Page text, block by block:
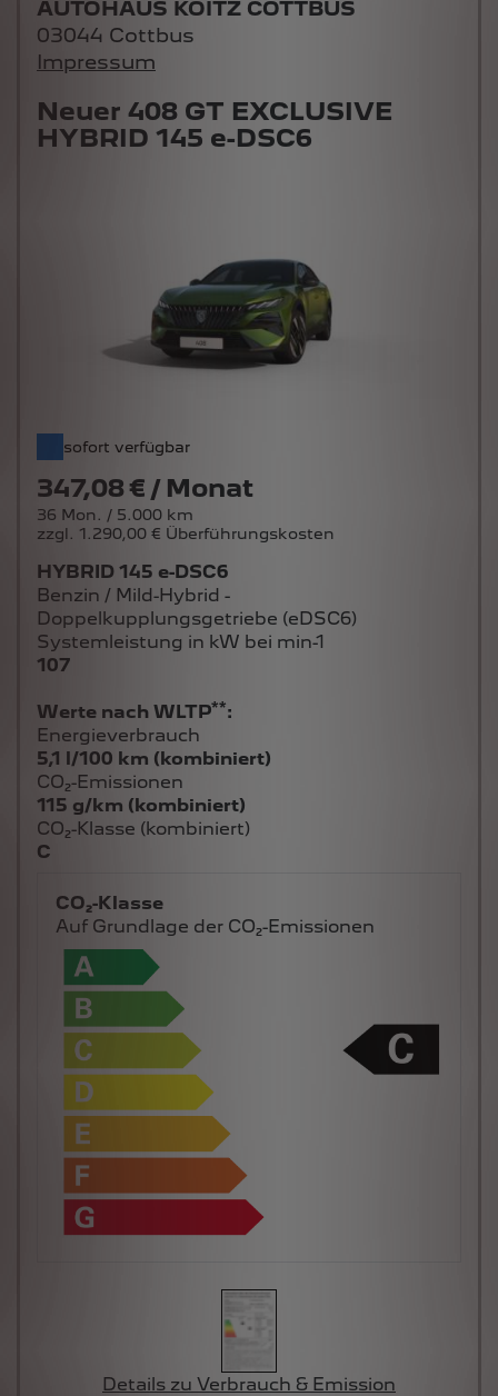
Neuer 408 GT EXCLUSIVE
HYBRID 145 e-DSC6
sofort verfügbar
347,08 € / Monat
36 Mon. / 5.000 km
zzgl. 1.290,00 € Überführungskosten
AUTOHAUS KOITZ COTTBUS
03044 Cottbus
Impressum
HYBRID 145 e-DSC6
Benzin / Mild-Hybrid -
Doppelkupplungsgetriebe (eDSC6)
Systemleistung in kW bei min-1
107
Werte nach WLTP**:
Energieverbrauch
5,1 l/100 km (kombiniert)
CO₂-Emissionen
115 g/km (kombiniert)
CO₂-Klasse (kombiniert)
C
CO₂-Klasse
Auf Grundlage der CO₂-Emissionen
Details zu Verbrauch & Emission